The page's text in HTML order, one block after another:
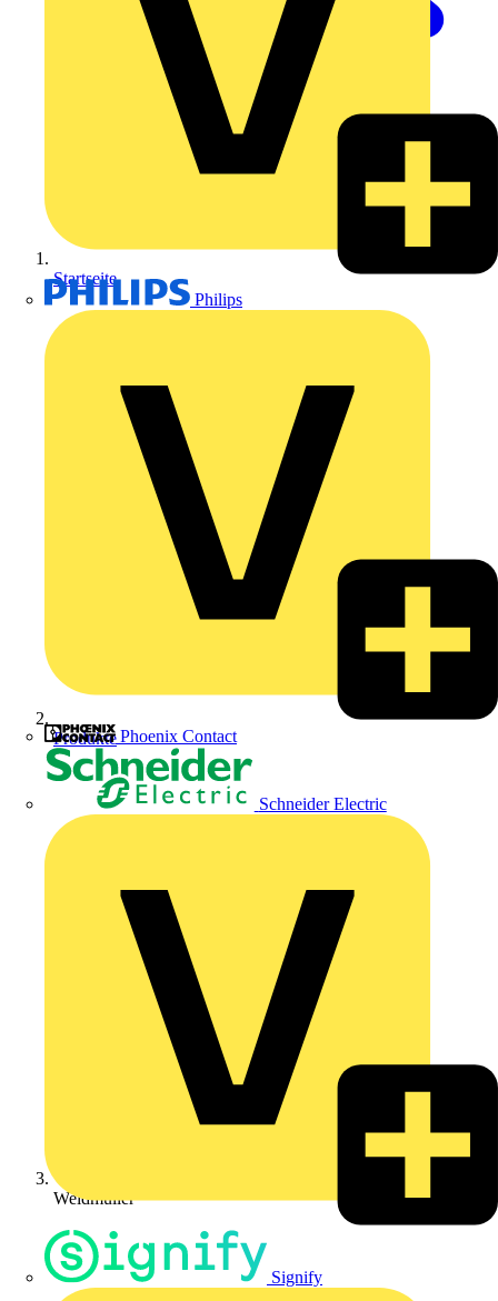
Philips
Phoenix Contact
Schneider Electric
Signify
Startseite
Produkte
Weidmüller